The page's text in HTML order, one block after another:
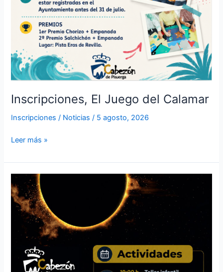
Inscripciones, El Juego del Calamar
Inscripciones / Noticias/ 5 agosto, 2026
Leer más »
Eclipse
solar
12
2026